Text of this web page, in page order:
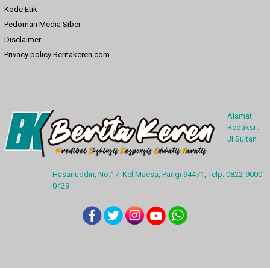
Kode Etik
Pedoman Media Siber
Disclaimer
Privacy policy Beritakeren.com
Alamat
Redaksi :
Jl.Sultan
Hasanuddin, No.17 Kel,Maesa, Parigi 94471, Telp. 0822-9000-
0429